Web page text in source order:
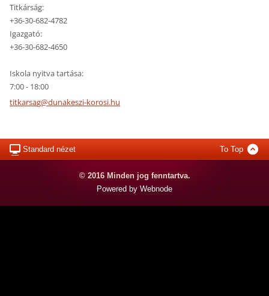
Titkárság:
+36-30-682-4782
Igazgató:
+36-30-682-4650
Iskola nyitva tartása:
7:00 - 18:00
titkarsag@dunakeszi-korosi.hu
Standard nézet To Top
© 2016 Minden jog fenntartva.
Powered by Webnode